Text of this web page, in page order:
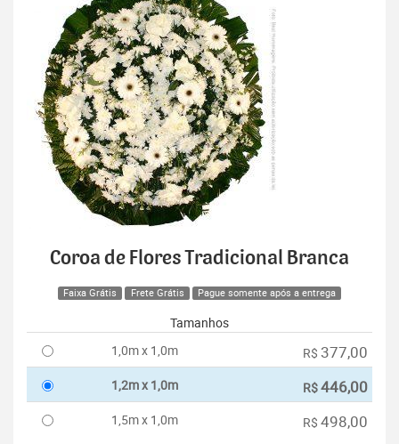
Coroa de Flores Tradicional Branca
Faixa Grátis Frete Grátis Pague somente após a entrega
Tamanhos
1,0m x 1,0m
R$ 377,00
1,2m x 1,0m R$446,00
1,5m x 1,0m R$ 498,00